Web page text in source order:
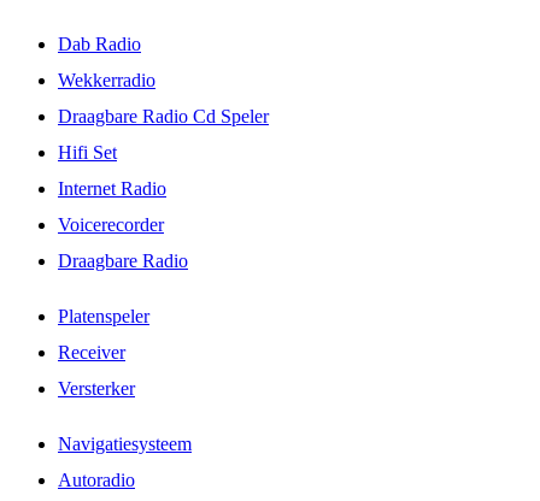
Dab Radio
Wekkerradio
Draagbare Radio Cd Speler
Hifi Set
Internet Radio
Voicerecorder
Draagbare Radio
Platenspeler
Receiver
Versterker
Navigatiesysteem
Autoradio